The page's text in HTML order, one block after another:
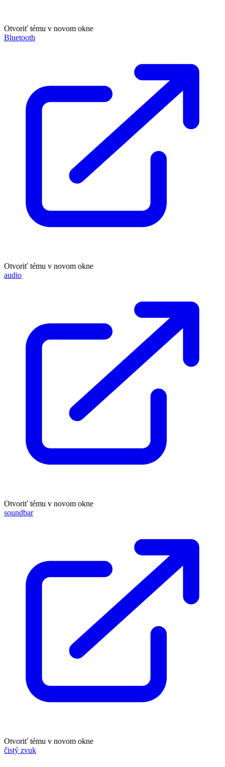
Otvoriť tému v novom okne
Bluetooth
Otvoriť tému v novom okne
audio
Otvoriť tému v novom okne
soundbar
Otvoriť tému v novom okne
čistý zvuk